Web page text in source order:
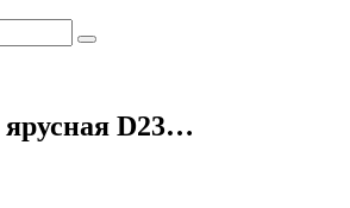
D23…